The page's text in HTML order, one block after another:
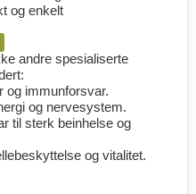
og enkelt
andre spesialiserte
og immunforsvar.
og nervesystem.
til sterk beinhelse og
og vitalitet.